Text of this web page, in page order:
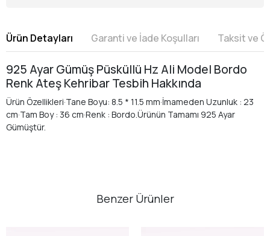
Ürün Detayları Garanti ve İade Koşulları Taksit ve
925 Ayar Gümüş Püsküllü Hz Ali Model Bordo
Renk Ateş Kehribar Tesbih Hakkında
Ürün Özellikleri·Tane Boyu: 8.5 * 11.5 mm·İmameden Uzunluk : 23
cm·Tam Boy : 36 cm·Renk : Bordo.Ürünün Tamamı 925 Ayar
Gümüştür.
Benzer Ürünler